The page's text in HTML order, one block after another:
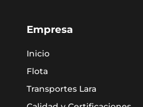
Empresa
Inicio
Flota
Transportes Lara